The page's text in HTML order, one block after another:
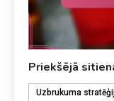
Priekšējā
Uzbrukuma